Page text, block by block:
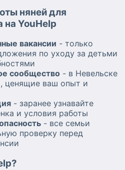
няней для
на YouHelp
вакансии - только
по уходу за детьми
сообщество - в Невельске
ценящие ваш опыт и
- заранее узнавайте
и условия работы
- все семьи
проверку перед